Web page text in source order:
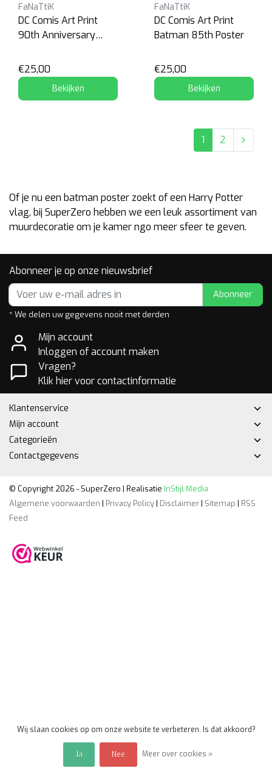
FaNaTtiK
DC Comis Art Print
90th Anniversary
Poster
€25,00
Bekijken
FaNaTtiK
DC Comis Art Print
Batman 85th Poster
€25,00
Bekijken
1 2
Of je nu een batman poster zoekt of een Harry Potter
vlag, bij SuperZero hebben we een leuk assortiment van
muurdecoratie om je kamer ngo meer sfeer te geven.
Abonneer je op onze nieuwsbrief
Abonneer
* We delen uw gegevens nooit met derden
Mijn account
Inloggen of account maken
Vragen?
Klik hier voor contactinformatie
Klantenservice
Mijn account
Categorieën
Contactgegevens
© Copyright 2026 - SuperZero | Realisatie InStijl Media
Algemene voorwaarden | Privacy Policy| Disclaimer| Sitemap | RSS
Feed
Wij slaan cookies op om onze website te verbeteren. Is dat akkoord?
Ja Nee Meer over cookies »